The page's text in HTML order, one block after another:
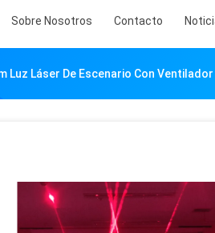
Sobre Nosotros Contacto
Luz Láser De Escenario Con